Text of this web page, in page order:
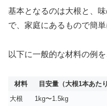
基本となるのは大根と、
で、家庭にあるもので簡単
以下に一般的な材料の例を
材料 目安量（大根1本あたり
大根
1kg〜1.5kg